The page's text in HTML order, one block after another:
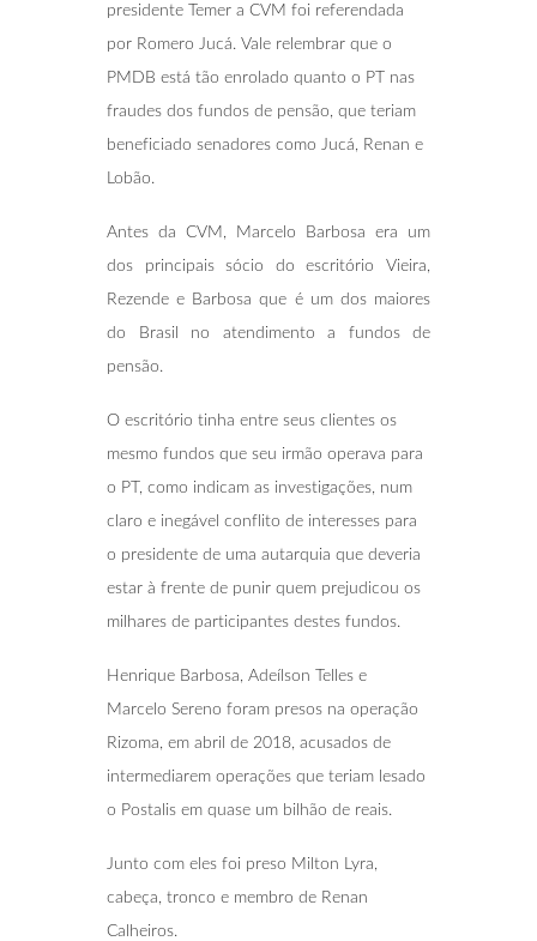
presidente Temer a CVM foi referendada
por Romero Jucá. Vale relembrar que o
PMDB está tão enrolado quanto o PT nas
fraudes dos fundos de pensão, que teriam
beneficiado senadores como Jucá, Renan e
Lobão.
Antes da CVM, Marcelo Barbosa era um
dos principais sócio do escritório Vieira,
Rezende e Barbosa que é um dos maiores
do Brasil no atendimento a fundos de
pensão.
O escritório tinha entre seus clientes os
mesmo fundos que seu irmão operava para
o PT, como indicam as investigações, num
claro e inegável conflito de interesses para
o presidente de uma autarquia que deveria
estar à frente de punir quem prejudicou os
milhares de participantes destes fundos.
Henrique Barbosa, Adeílson Telles e
Marcelo Sereno foram presos na operação
Rizoma, em abril de 2018, acusados de
intermediarem operações que teriam lesado
o Postalis em quase um bilhão de reais.
Junto com eles foi preso Milton Lyra,
cabeça, tronco e membro de Renan
Calheiros.